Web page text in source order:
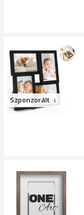
Szponzorált